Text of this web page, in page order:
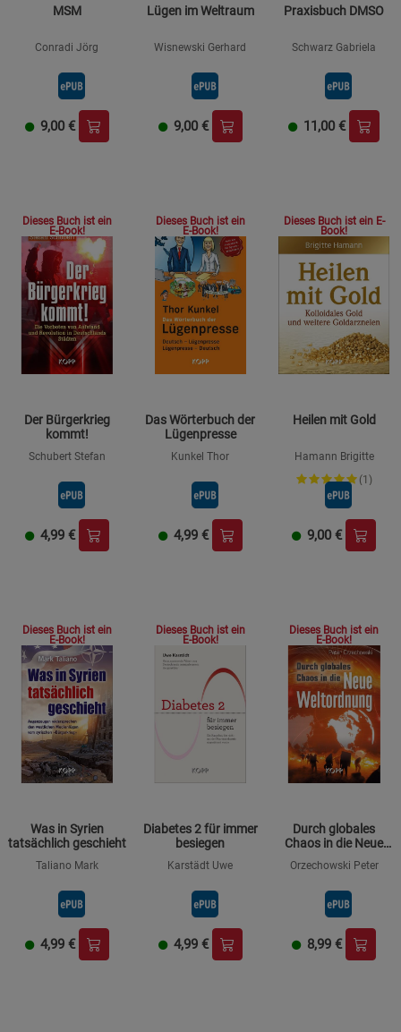
MSM
Conradi Jörg
9,00 €
Lügen im Weltraum
Wisnewski Gerhard
9,00 €
Praxisbuch DMSO
Schwarz Gabriela
11,00 €
Dieses Buch ist ein
E-Book!
Der Bürgerkrieg
kommt!
Schubert Stefan
4,99 €
Dieses Buch ist ein
E-Book!
Das Wörterbuch der
Lügenpresse
Kunkel Thor
4,99 €
Dieses Buch ist ein E-
Book!
Heilen mit Gold
Hamann Brigitte
(1)
9,00 €
Dieses Buch ist ein
E-Book!
Was in Syrien
tatsächlich geschieht
Taliano Mark
4,99 €
Dieses Buch ist ein
E-Book!
Diabetes 2 für immer
besiegen
Karstädt Uwe
4,99 €
Dieses Buch ist ein
E-Book!
Durch globales
Chaos in die Neue
Orzechowski Peter
8,99 €
Beschreibung Marketing Cookies
Cookie-Informationenanzeigen
Datenschutzerklärung Impressum